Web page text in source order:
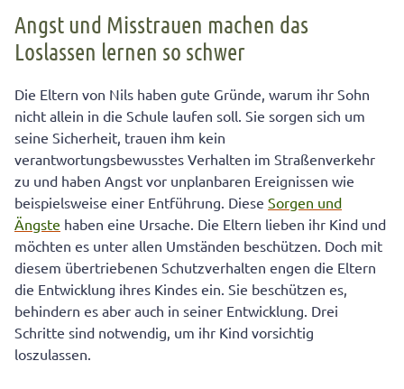
Angst und Misstrauen machen das
Loslassen lernen so schwer
Die Eltern von Nils haben gute Gründe, warum ihr Sohn
nicht allein in die Schule laufen soll. Sie sorgen sich um
seine Sicherheit, trauen ihm kein
verantwortungsbewusstes Verhalten im Straßenverkehr
zu und haben Angst vor unplanbaren Ereignissen wie
beispielsweise einer Entführung. Diese Sorgen und
Ängste haben eine Ursache. Die Eltern lieben ihr Kind und
möchten es unter allen Umständen beschützen. Doch mit
diesem übertriebenen Schutzverhalten engen die Eltern
die Entwicklung ihres Kindes ein. Sie beschützen es,
behindern es aber auch in seiner Entwicklung. Drei
Schritte sind notwendig, um ihr Kind vorsichtig
loszulassen.